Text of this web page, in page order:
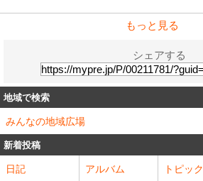
もっと見る
シェアする
地域で検索
みんなの地域広場
新着投稿
日記 アルバム トピック